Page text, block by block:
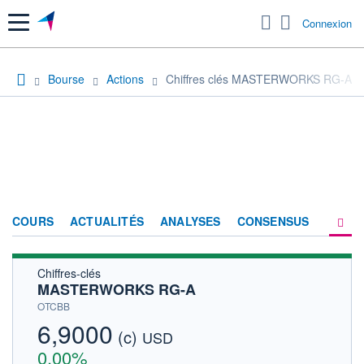
Menu Connexion
Bourse Actions Chiffres clés MASTERWORKS RG-A
COURS ACTUALITÉS ANALYSES CONSENSUS
Chiffres-clés
MASTERWORKS RG-A
OTCBB
6,9000 (c) USD
0,00%